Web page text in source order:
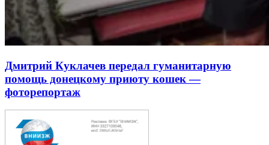
Дмитрий Куклачев передал гуманитарную
помощь донецкому приюту кошек —
фоторепортаж